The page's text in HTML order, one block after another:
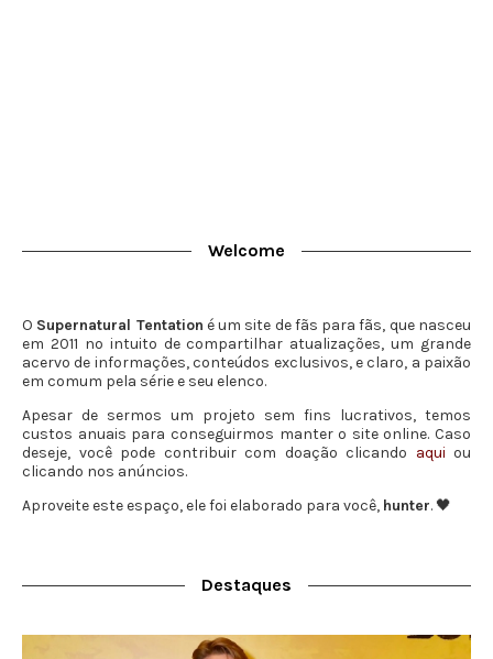
Welcome
O Supernatural Tentation é um site de fãs para fãs, que nasceu
em 2011 no intuito de compartilhar atualizações, um grande
acervo de informações, conteúdos exclusivos, e claro, a paixão
em comum pela série e seu elenco.
Apesar de sermos um projeto sem fins lucrativos, temos
custos anuais para conseguirmos manter o site online. Caso
deseje, você pode contribuir com doação clicando aqui ou
clicando nos anúncios.
Aproveite este espaço, ele foi elaborado para você, hunter. 🖤
Destaques